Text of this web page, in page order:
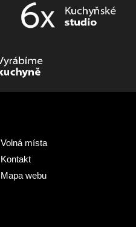
Volná místa
Kontakt
Mapa webu